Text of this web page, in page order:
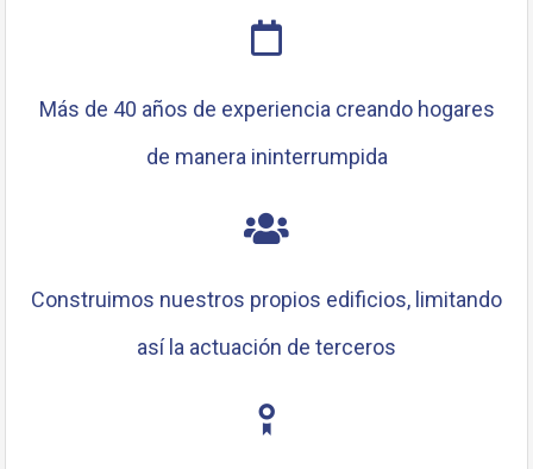
Más de 40 años de experiencia creando hogares
de manera ininterrumpida
Construimos nuestros propios edificios, limitando
así la actuación de terceros
cookies no
opcionales.
Son
Estadísticas